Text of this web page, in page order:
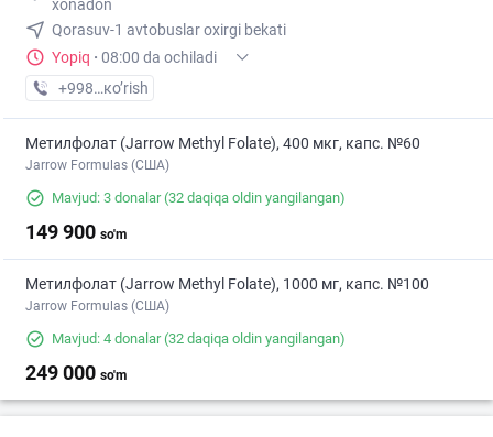
xonadon
Qorasuv-1 avtobuslar oxirgi bekati
Yopiq · 08:00 da ochiladi
+998 (77) XXX-XX-XX
кo’rish
Метилфолат (Jarrow Methyl Folate), 400 мкг, капс. №60
Jarrow Formulas (США)
Mavjud: 3 donalar(32 daqiqa oldin yangilangan)
149 900 so'm
Метилфолат (Jarrow Methyl Folate), 1000 мг, капс. №100
Jarrow Formulas (США)
Mavjud: 4 donalar(32 daqiqa oldin yangilangan)
249 000 so'm